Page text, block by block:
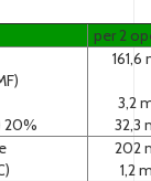
per 2
20%
161,6
3,2
32,3
202
1,2